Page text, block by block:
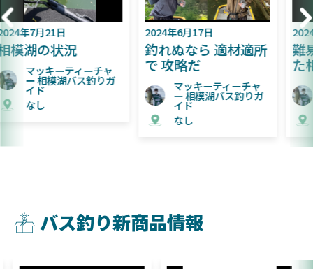
2024年6月17日
釣れぬなら 適材適所
で 攻略だ
マッキーティーチャ
イド
2024年6月9日
難易度が上がってき
た相模湖
マッキーティーチャ
ー 相模湖バス釣りガ
イド
なし
バス釣り新商品情報